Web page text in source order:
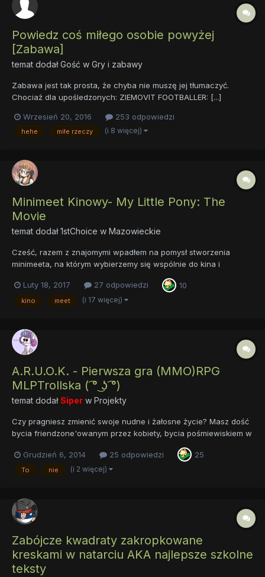
Powiedz coś miłego osobie powyżej
[Zabawa]
temat dodał Gość w Gry i zabawy
Zabawa jest tak prosta, że chyba nie muszę jej tłumaczyć.
Chociaż dla upośledzonych: ZIEMOVIT FOOTBALLER: [...]
Użytkownik 8673276394978345743734798057: Jesteś miły
Zakaz pisania UTOP SIĘ albo UMRZYJ z uśmie...
Wrzesień 20, 2016 253 odpowiedzi
hehe miłe rzeczy (i 8 więcej)
Minimeet Kinowy- My Little Pony: The
Movie
temat dodał1stChoice w Mazowieckie
Cześć, razem z znajomymi wpadłem na pomysł stworzenia
minimeeta, na którym wybierzemy się wspólnie do kina i
premierę będzie mieć w październiku. Kilka informacji: Gdzie?-
Warszawa, Złote Tarasy, Kino....
Luty 18, 2017 27 odpowiedzi 10
kino meet (i 17 więcej)
A.R.U.O.K. - Pierwsza gra (MMO)RPG
MLPTrollska ( ͡° ͜ʖ ͡°)
temat dodałSiper w Projekty
Czy pragniesz zmienić swoje nudne i żałosne życie? Masz dość
bycia friendzone'owanym przez kobiety, bycia pośmiewiskiem w
całymi dniami kucyki i nie wiesz co robić w życiu? Już teraz w
tej chwili możesz to zmienić! Przedstawiamy...
Grudzień 6, 2014 25 odpowiedzi 25
To nie (i 2 więcej)
Zabójcze kwadraty zakropkowane
kreskami w natarciu AKA najlepsze szkolne
teksty